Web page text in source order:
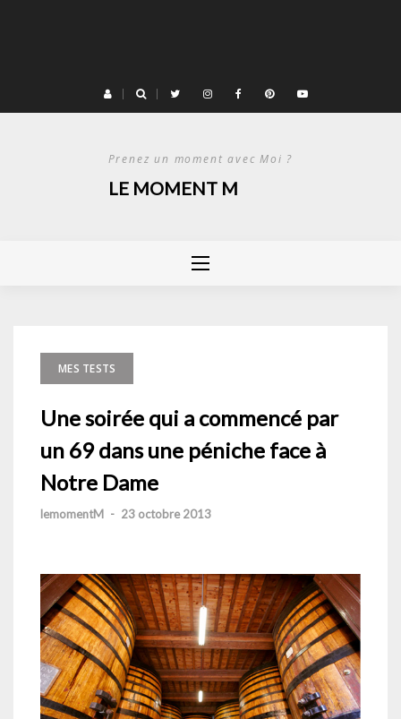
Prenez un moment avec Moi ?
LE MOMENT M
MES TESTS
Une soirée qui a commencé par
un 69 dans une péniche face à
Notre Dame
lemomentM - 23 octobre 2013